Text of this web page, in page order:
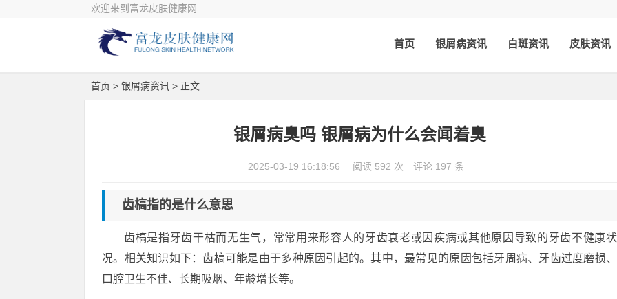
欢迎来到富龙皮肤健康网
首页 银屑病资讯 白斑资讯 皮肤资讯
首页 > 银屑病资讯 > 正文
银屑病臭吗 银屑病为什么会闻着臭
2025-03-19 16:18:56 阅读 592 次 评论 197 条
齿槁指的是什么意思
齿槁是指牙齿干枯而无生气，常常用来形容人的牙齿衰老或因疾病或其他原因导致的牙齿不健康状
况。相关知识如下：齿槁可能是由于多种原因引起的。其中，最常见的原因包括牙周病、牙齿过度磨损、
口腔卫生不佳、长期吸烟、年龄增长等。